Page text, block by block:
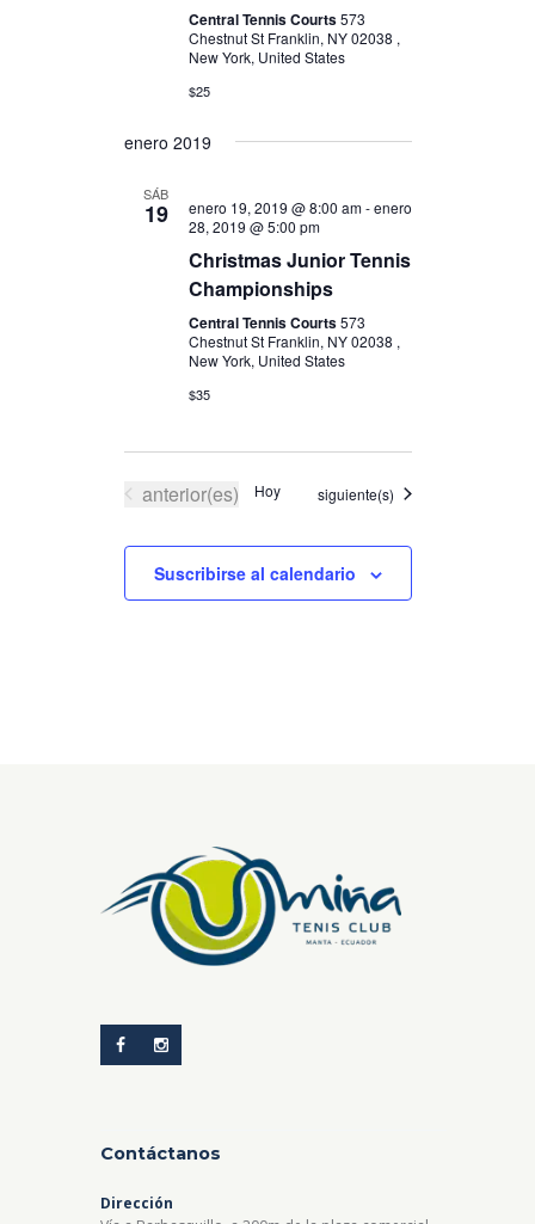
Central Tennis Courts573
Chestnut St Franklin, NY 02038 ,
New York, United States
$25
enero 2019
SÁB
19 enero 19, 2019 @ 8:00 am-enero
28, 2019 @ 5:00 pm
Christmas Junior Tennis
Championships
Central Tennis Courts573
Chestnut St Franklin, NY 02038 ,
New York, United States
$35
Eventos
anterior(es) Hoy Eventos
siguiente(s)
Suscribirse al calendario
Contáctanos
Dirección